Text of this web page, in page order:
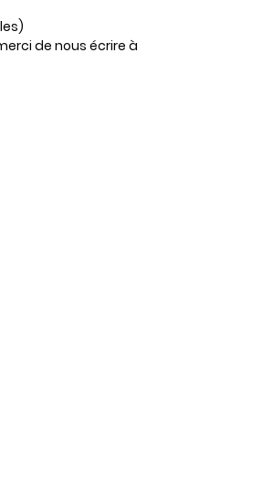
de nous écrire à